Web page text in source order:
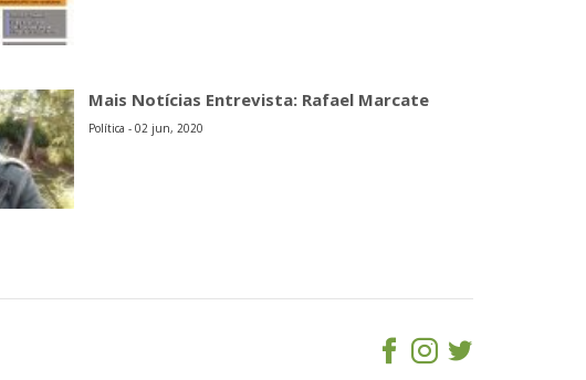
Mais Notícias Entrevista: Rafael Marcate
Política - 02 jun, 2020